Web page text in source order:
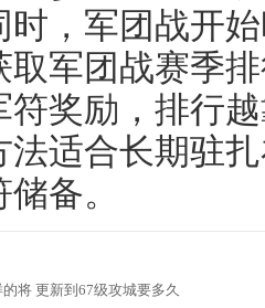
时，军团战开
取军团战赛季
符奖励，排行
法适合长期驻
备。
将 更新到67级攻城要多久